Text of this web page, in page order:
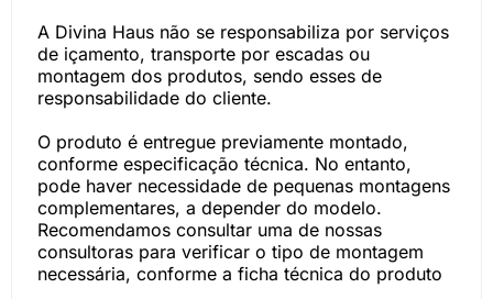
A Divina Haus não se responsabiliza por serviços
de içamento, transporte por escadas ou
montagem dos produtos, sendo esses de
responsabilidade do cliente.
O produto é entregue previamente montado,
conforme especificação técnica. No entanto,
pode haver necessidade de pequenas montagens
complementares, a depender do modelo.
Recomendamos consultar uma de nossas
consultoras para verificar o tipo de montagem
necessária, conforme a ficha técnica do produto